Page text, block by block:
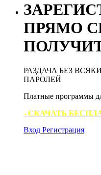
ПРЯМО
РАЗДАЧА БЕЗ
ПАРОЛЕЙ
Платные программы
- СКАЧАТЬ
Вход Регистрация